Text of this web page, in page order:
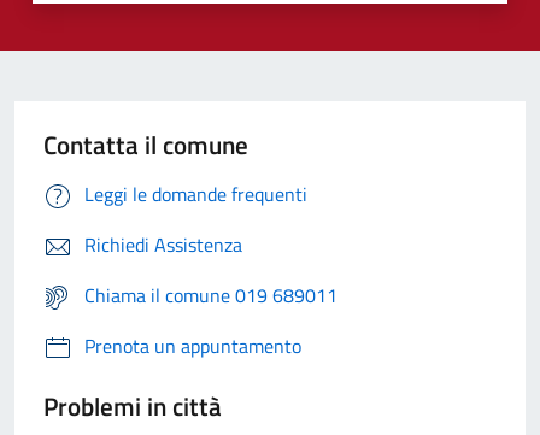
Contatta il comune
Leggi le domande frequenti
Richiedi Assistenza
Chiama il comune 019 689011
Prenota un appuntamento
Problemi in città